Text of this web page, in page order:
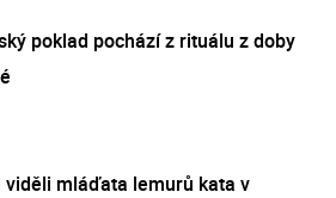
poklad pochází z rituálu z doby
viděli mláďata lemurů kata v